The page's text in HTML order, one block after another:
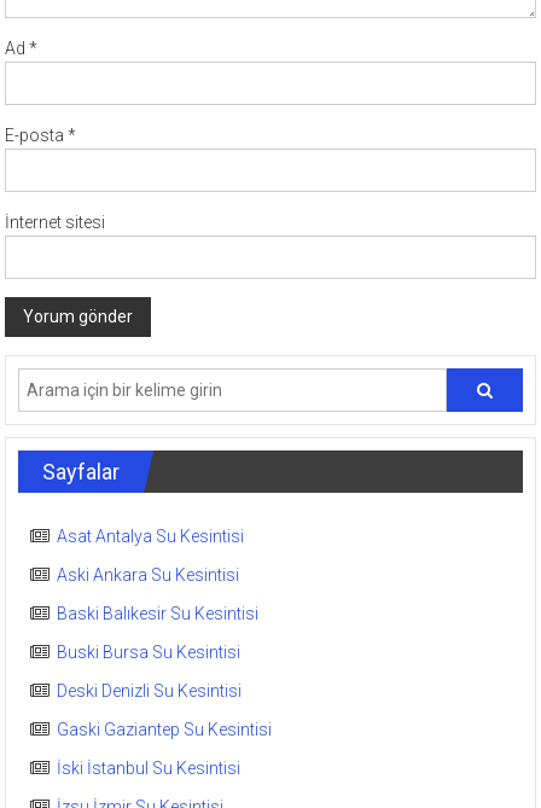
Ad*
E-posta*
İnternet sitesi
Sayfalar
Asat Antalya Su Kesintisi
Aski Ankara Su Kesintisi
Baski Balıkesir Su Kesintisi
Buski Bursa Su Kesintisi
Deski Denizli Su Kesintisi
Gaski Gaziantep Su Kesintisi
İski İstanbul Su Kesintisi